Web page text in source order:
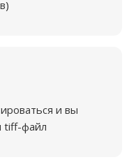
и вы
tiff-файл